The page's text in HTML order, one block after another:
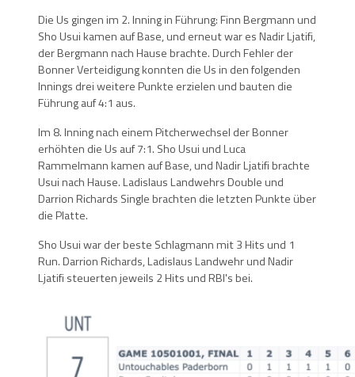
Die Us gingen im 2. Inning in Führung: Finn Bergmann und
Sho Usui kamen auf Base, und erneut war es Nadir Ljatifi,
der Bergmann nach Hause brachte. Durch Fehler der
Bonner Verteidigung konnten die Us in den folgenden
Innings drei weitere Punkte erzielen und bauten die
Führung auf 4:1 aus.
Im 8. Inning nach einem Pitcherwechsel der Bonner
erhöhten die Us auf 7:1. Sho Usui und Luca
Rammelmann kamen auf Base, und Nadir Ljatifi brachte
Usui nach Hause. Ladislaus Landwehrs Double und
Darrion Richards Single brachten die letzten Punkte über
die Platte.
Sho Usui war der beste Schlagmann mit 3 Hits und 1
Run. Darrion Richards, Ladislaus Landwehr und Nadir
Ljatifi steuerten jeweils 2 Hits und RBI's bei.